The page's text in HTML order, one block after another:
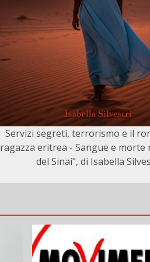
Servizi segreti, terrorismo e il
ragazza eritrea - Sangue e morte
del Sinai", di Isabella